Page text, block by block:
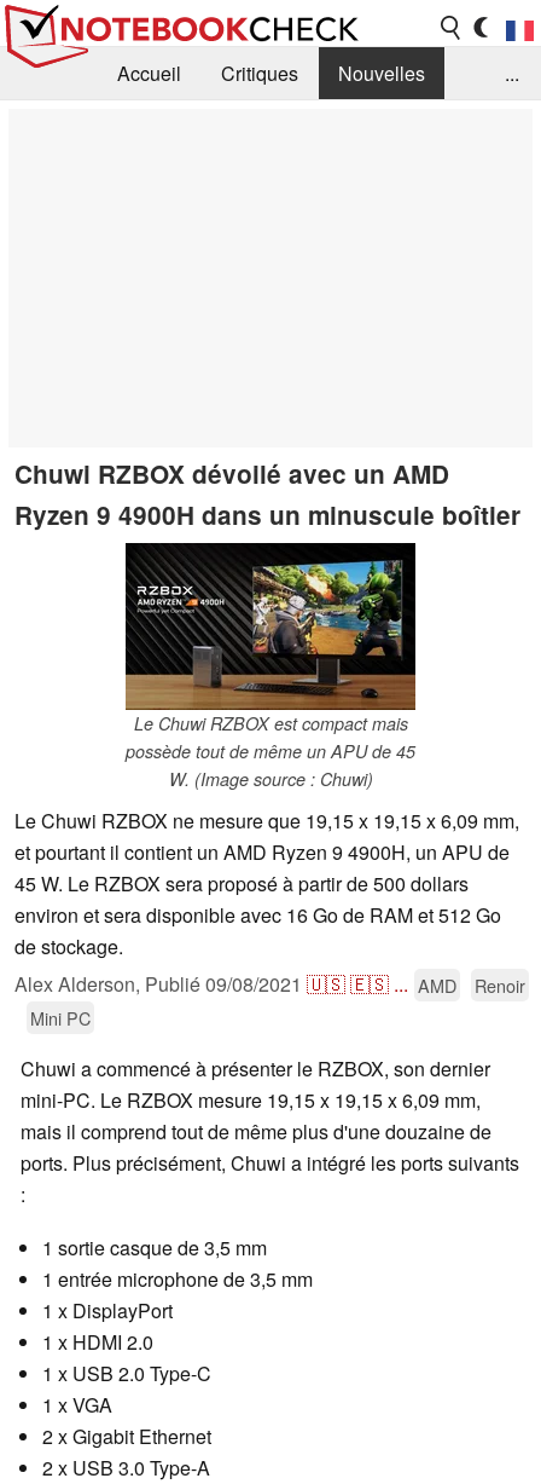
Accueil Critiques
Nouvelles
...
Chuwi RZBOX dévoilé avec un AMD
Ryzen 9 4900H dans un minuscule boîtier
Le Chuwi RZBOX est compact mais
possède tout de même un APU de 45
W. (Image source : Chuwi)
Le Chuwi RZBOX ne mesure que 19,15 x 19,15 x 6,09 mm,
et pourtant il contient un AMD Ryzen 9 4900H, un APU de
45 W. Le RZBOX sera proposé à partir de 500 dollars
environ et sera disponible avec 16 Go de RAM et 512 Go
de stockage.
Alex Alderson, Publié09/08/2021 🇺🇸🇪🇸 ... AMD
Renoir
Mini PC
Chuwi a commencé à présenter le RZBOX, son dernier
mini-PC. Le RZBOX mesure 19,15 x 19,15 x 6,09 mm,
mais il comprend tout de même plus d'une douzaine de
ports. Plus précisément, Chuwi a intégré les ports suivants
:
1 sortie casque de 3,5 mm
1 entrée microphone de 3,5 mm
1 x DisplayPort
1 x HDMI 2.0
1 x USB 2.0 Type-C
1 x VGA
2 x Gigabit Ethernet
2 x USB 3.0 Type-A